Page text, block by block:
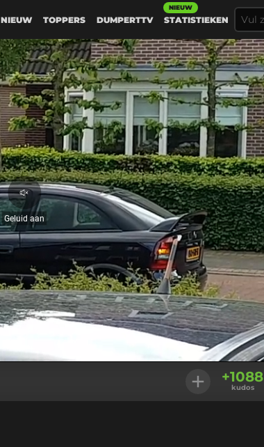
NIEUW TOPPERS DUMPERTTV STATISTIEKEN
NIEUW
Geluid
aan
Geluid aan
+1088
kudos